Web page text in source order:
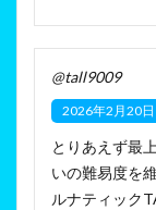
@tall9009
2026年2月20
とりあえず最
いの難易度を
ルナティック